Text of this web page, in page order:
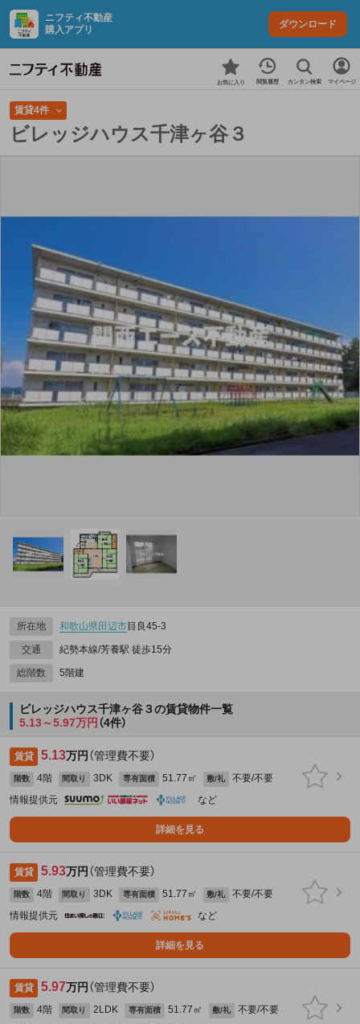
ニフティ不動産
購入アプリ
ダウンロード
お気に入り 閲覧履歴 カンタン検索 マイページ
賃貸4件
ビレッジハウス千津ヶ谷３
所在地 和歌山県田辺市目良45-3
交通 紀勢本線/芳養駅 徒歩15分
総階数 5階建
ビレッジハウス千津ヶ谷３の賃貸物件一覧
5.13～5.97万円 （4件）
賃貸 5.13万円 （管理費不要）
階数 4階 間取り 3DK 専有面積 51.77㎡ 敷/礼
不要/不要
情報提供元
など
詳細を見る
賃貸 5.93万円 （管理費不要）
階数 4階 間取り 3DK 専有面積 51.77㎡ 敷/礼
不要/不要
情報提供元
など
詳細を見る
賃貸 5.97万円 （管理費不要）
階数 4階 間取り 2LDK 専有面積 51.77㎡ 敷/礼
不要/不要